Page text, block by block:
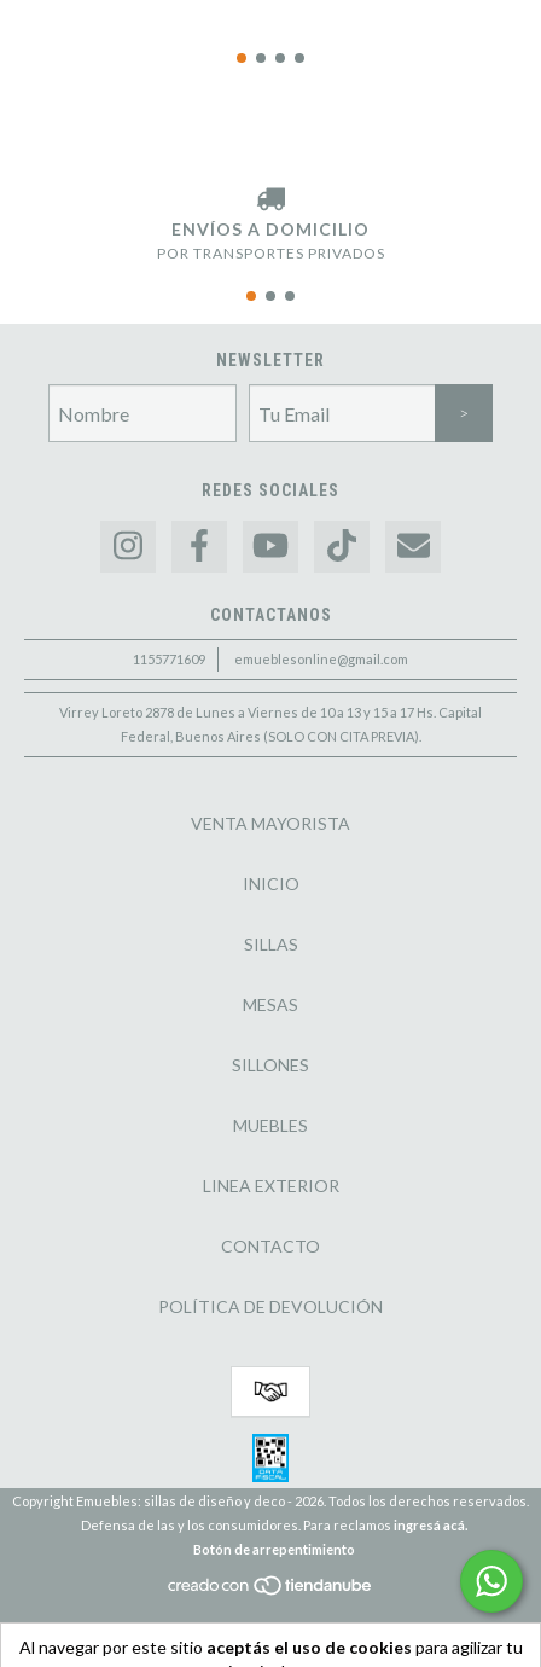
Al navegar por este sitio aceptás el uso de cookies para agilizar tu
ENVÍOS A DOMICILIO
POR TRANSPORTES PRIVADOS
NEWSLETTER
REDES SOCIALES
CONTACTANOS
1155771609 emueblesonline@gmail.com
Virrey Loreto 2878 de Lunes a Viernes de 10 a 13 y 15 a 17 Hs. Capital
Federal, Buenos Aires (SOLO CON CITA PREVIA).
VENTA MAYORISTA
INICIO
SILLAS
MESAS
SILLONES
MUEBLES
LINEA EXTERIOR
CONTACTO
POLÍTICA DE DEVOLUCIÓN
Copyright Emuebles: sillas de diseño y deco - 2026. Todos los derechos reservados.
Defensa de las y los consumidores. Para reclamos ingresá acá.
Botón de arrepentimiento